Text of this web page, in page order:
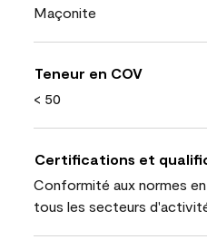
Maçonite
Teneur en COV
< 50
Certifications et
Conformité aux normes
tous les secteurs